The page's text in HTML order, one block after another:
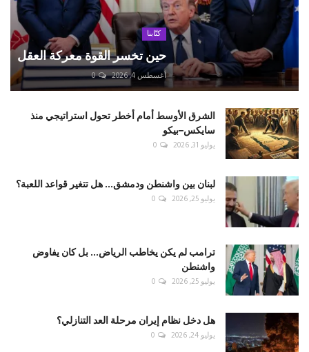
كتّابنا
حين تخسر القوة معركة العقل
أغسطس 4, 2026 0
الشرق الأوسط أمام أخطر تحول استراتيجي منذ
سايكس–بيكو
يوليو 31, 2026 0
لبنان بين واشنطن ودمشق... هل تتغير قواعد اللعبة؟
يوليو 25, 2026 0
ترامب لم يكن يخاطب الرياض... بل كان يفاوض
واشنطن
يوليو 25, 2026 0
هل دخل نظام إيران مرحلة العد التنازلي؟
يوليو 24, 2026 0